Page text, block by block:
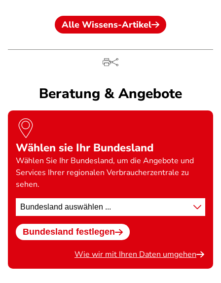
Alle Wissens-Artikel
Beratung & Angebote
Wählen sie Ihr Bundesland
Wählen Sie Ihr Bundesland, um die Angebote und
Services Ihrer regionalen Verbraucherzentrale zu
sehen.
Standort
wählen
Bundesland festlegen
Wie wir mit Ihren Daten umgehen